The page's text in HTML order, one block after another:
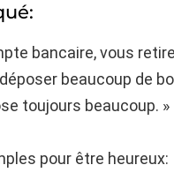
bancaire, vous
beaucoup de
toujours beaucoup. »
pour être heureux: